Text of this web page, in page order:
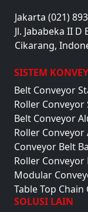
Jakarta (021)
Jl. Jababeka II D
Cikarang,
SISTEM
Belt Conveyor
Roller Conveyor
Belt Conveyor
Roller
Conveyor Belt
Roller Conveyor
Modular
Table Top Chain
SOLUSI LAIN